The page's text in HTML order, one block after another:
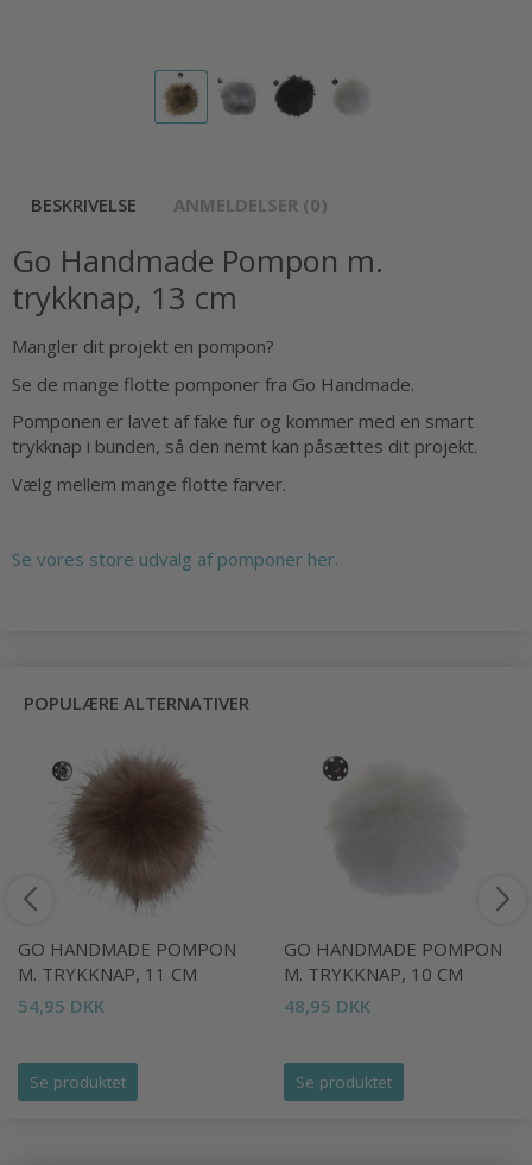
BESKRIVELSE ANMELDELSER (0)
Go Handmade Pompon m.
trykknap, 13 cm
Mangler dit projekt en pompon?
Se de mange flotte pomponer fra Go Handmade.
Pomponen er lavet af fake fur og kommer med en smart
trykknap i bunden, så den nemt kan påsættes dit projekt.
Vælg mellem mange flotte farver.
Se vores store udvalg af pomponer her.
POPULÆRE ALTERNATIVER
GO HANDMADE POMPON
M. TRYKKNAP, 11 CM
54,95 DKK
Se produktet
GO HANDMADE POMPON
M. TRYKKNAP, 10 CM
48,95 DKK
Se produktet